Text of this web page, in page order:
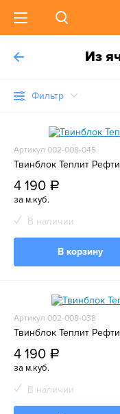
Из
Фильтр
Артикул 002-008-045
Твинблок Теплит
4 190 a
за м.куб.
В наличии
В корзину
Артикул 002-008-038
Твинблок Теплит
4 190 a
за м.куб.
В наличии